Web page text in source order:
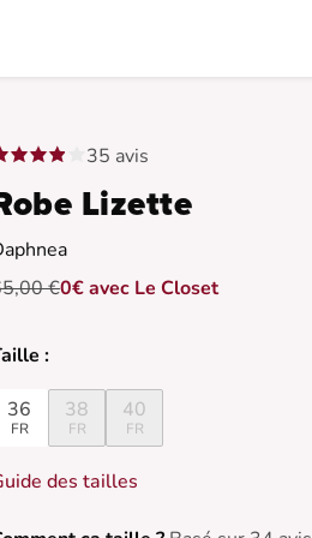
35 avis
Lizette
€0€ avec Le Closet
:
36
FR
38
FR
40
FR
des tailles